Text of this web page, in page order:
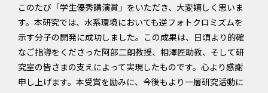
このたび「学生優秀講演賞」をいただき、大変嬉しく思いま
す。本研究では、水系環境においても逆フォトクロミズムを
示す分子の開発に成功しました。この成果は、日頃より的確
なご指導をくださった阿部二朗教授、相澤匠助教、そして研
究室の皆さまの支えによって実現したものです。心より感謝
申し上げます。本受賞を励みに、今後もより一層研究活動に